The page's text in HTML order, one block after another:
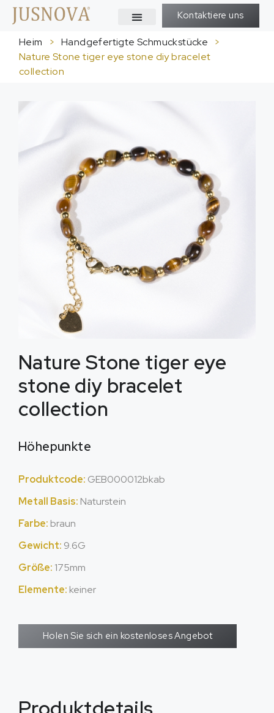
Kontaktiere uns
Heim > Handgefertigte Schmuckstücke
>
Nature Stone tiger eye stone diy bracelet
collection
Nature Stone tiger eye
stone diy bracelet
collection
Höhepunkte
Produktcode: GEB000012bkab
Metall Basis: Naturstein
Farbe: braun
Gewicht: 9.6G
Größe: 175mm
Elemente: keiner
Holen Sie sich ein kostenloses Angebot